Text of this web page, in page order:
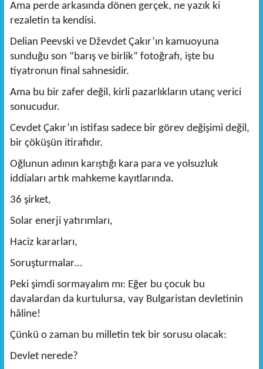
Ama perde arkasında dönen gerçek, ne yazık ki
rezaletin ta kendisi.
Delian Peevski ve Dževdet Çakır’ın kamuoyuna
sunduğu son “barış ve birlik” fotoğrafı, işte bu
tiyatronun final sahnesidir.
Ama bu bir zafer değil, kirli pazarlıkların utanç verici
sonucudur.
Cevdet Çakır’ın istifası sadece bir görev değişimi değil,
bir çöküşün itirafıdır.
Oğlunun adının karıştığı kara para ve yolsuzluk
iddiaları artık mahkeme kayıtlarında.
36 şirket,
Solar enerji yatırımları,
Haciz kararları,
Soruşturmalar…
Peki şimdi sormayalım mı: Eğer bu çocuk bu
davalardan da kurtulursa, vay Bulgaristan devletinin
hâline!
Çünkü o zaman bu milletin tek bir sorusu olacak:
Devlet nerede?